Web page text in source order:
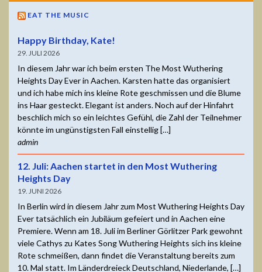
EAT THE MUSIC
Happy Birthday, Kate!
29. JULI 2026
In diesem Jahr war ich beim ersten The Most Wuthering
Heights Day Ever in Aachen. Karsten hatte das organisiert
und ich habe mich ins kleine Rote geschmissen und die Blume
ins Haar gesteckt. Elegant ist anders. Noch auf der Hinfahrt
beschlich mich so ein leichtes Gefühl, die Zahl der Teilnehmer
könnte im ungünstigsten Fall einstellig […]
admin
12. Juli: Aachen startet in den Most Wuthering
Heights Day
19. JUNI 2026
In Berlin wird in diesem Jahr zum Most Wuthering Heights Day
Ever tatsächlich ein Jubiläum gefeiert und in Aachen eine
Premiere. Wenn am 18. Juli im Berliner Görlitzer Park gewohnt
viele Cathys zu Kates Song Wuthering Heights sich ins kleine
Rote schmeißen, dann findet die Veranstaltung bereits zum
10. Mal statt. Im Länderdreieck Deutschland, Niederlande, […]